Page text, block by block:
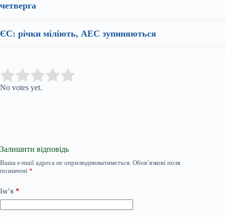
четверга
ЄС: річки міліють, АЕС зупиняються
Rate this item:
No votes yet.
Залишити відповідь
Ваша e-mail адреса не оприлюднюватиметься. Обов’язкові поля
позначені *
Ім’я *